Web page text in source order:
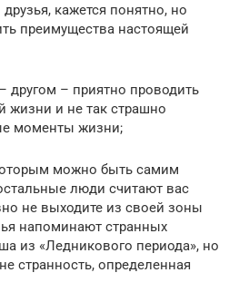
кажется понятно, но
преимущества настоящей
другом – приятно проводить
жизни и не так страшно
моменты жизни;
можно быть самим
люди считают вас
не выходите из своей зоны
напоминают странных
из «Ледникового периода», но
странность, определенная